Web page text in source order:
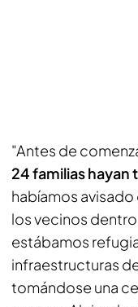
"Antes de
24 familias
habíamos
los vecinos
estábamos
infraestructuras
tomándose una